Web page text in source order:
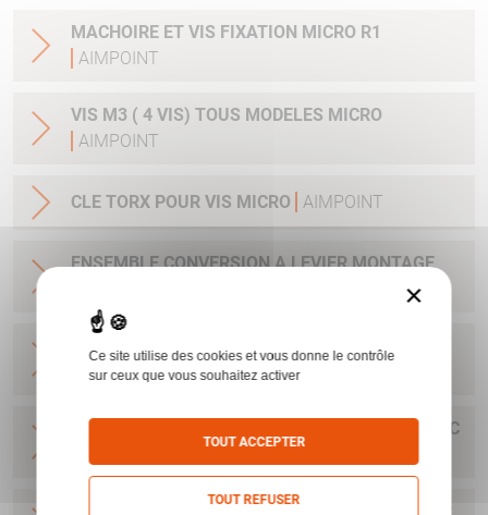
MACHOIRE ET VIS FIXATION MICRO R1
AIMPOINT
VIS M3 ( 4 VIS) TOUS MODELES MICRO
AIMPOINT
CLE TORX POUR VIS MICRO AIMPOINT
ENSEMBLE CONVERSION A LEVIER MONTAGE
BASE MICRO POUR RAIL 11 MM AVEC CLEF ET
VIS H1&H2&ACRO AIMPOINT
BASE POUR H1&H2&ACRO&MICRO SAFARI AVEC
×
Ce site utilise des cookies et vous donne le contrôle
sur ceux que vous souhaitez activer
TOUT ACCEPTER
TOUT REFUSER